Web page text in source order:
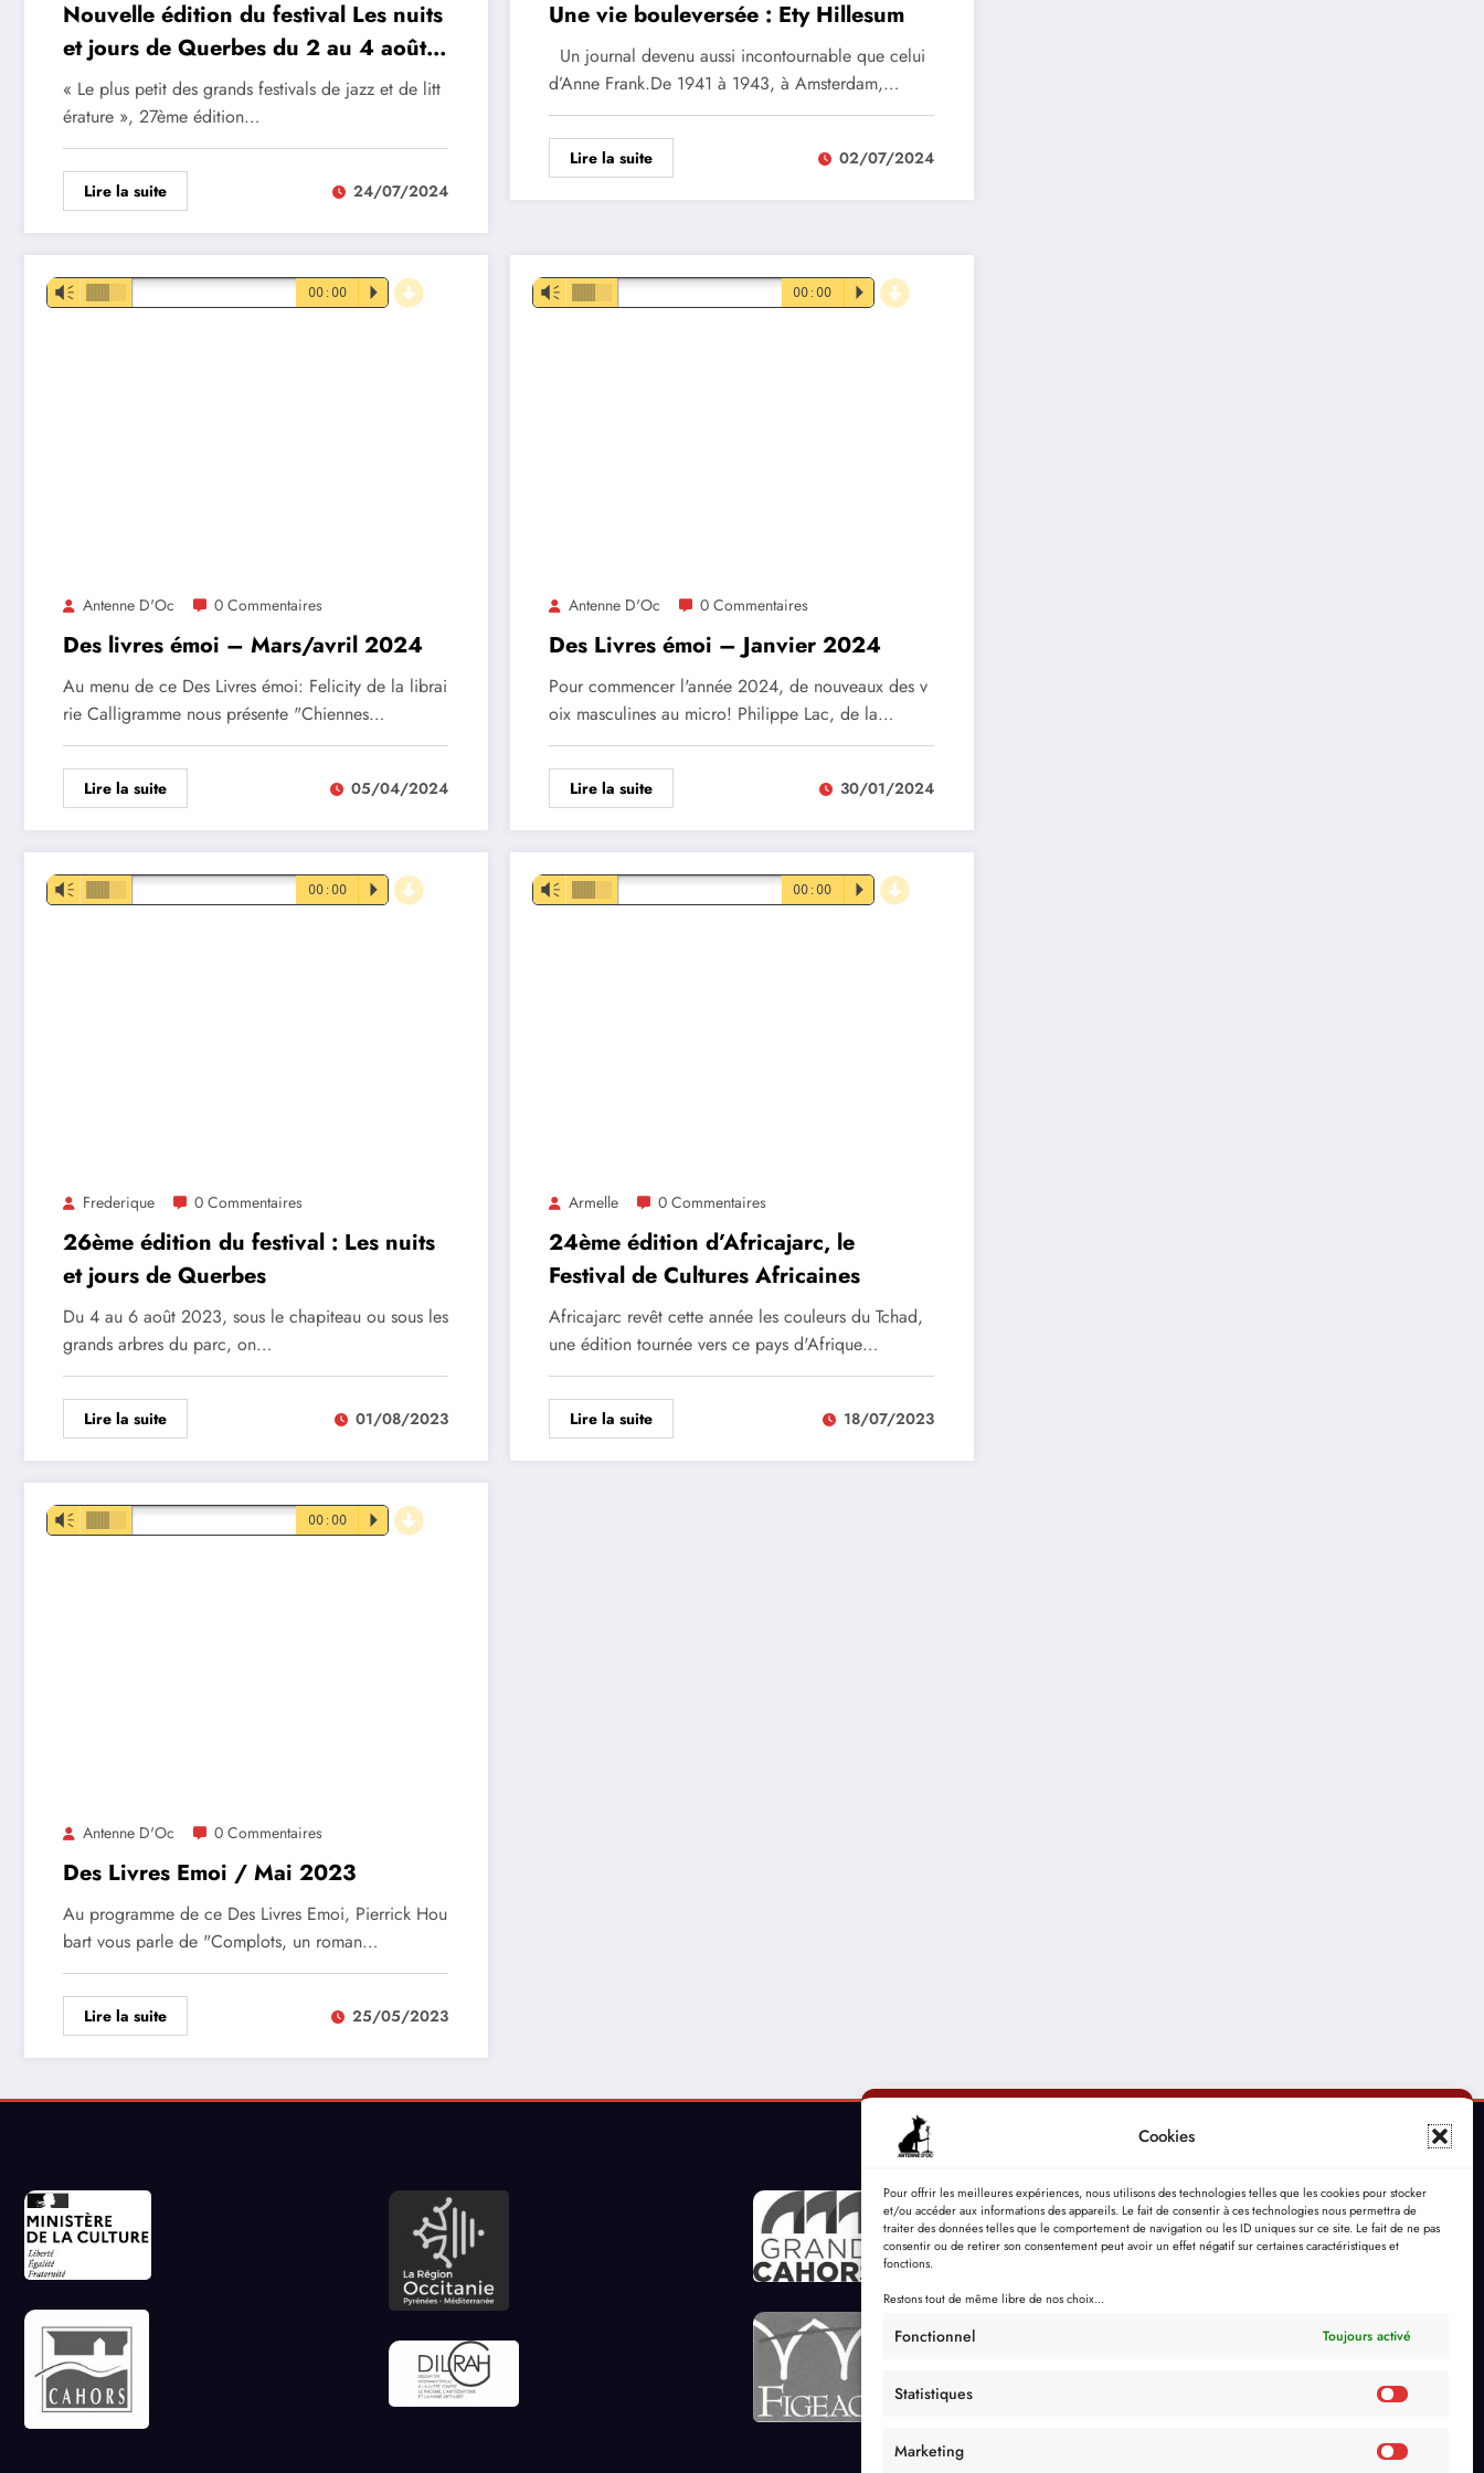
Cookies
Pour offrir les meilleures expériences, nous utilisons des technologies telles que les cookies pour stocker
et/ou accéder aux informations des appareils. Le fait de consentir à ces technologies nous permettra de
traiter des données telles que le comportement de navigation ou les ID uniques sur ce site. Le fait de ne pas
consentir ou de retirer son consentement peut avoir un effet négatif sur certaines caractéristiques et
fonctions.
Restons tout de même libre de nos choix...
Fonctionnel Toujours activé
Statistiques
Marketing
Nouvelle édition du festival Les nuits
et jours de Querbes du 2 au 4 août
2024
« Le plus petit des grands festivals de jazz et de litt
érature », 27ème édition…
Lire la suite 24/07/2024
Une vie bouleversée : Ety Hillesum
Un journal devenu aussi incontournable que celui
d’Anne Frank.De 1941 à 1943, à Amsterdam,…
Lire la suite 02/07/2024
Lecteur
Vm 00:00 P d
Antenne D'Oc 0 Commentaires
Des livres émoi – Mars/avril 2024
Au menu de ce Des Livres émoi: Felicity de la librai
rie Calligramme nous présente "Chiennes…
Lire la suite 05/04/2024
Lecteur
Vm 00:00 P d
Antenne D'Oc 0 Commentaires
Des Livres émoi – Janvier 2024
Pour commencer l'année 2024, de nouveaux des v
oix masculines au micro! Philippe Lac, de la…
Lire la suite 30/01/2024
Lecteur
Vm 00:00 P d
Frederique 0 Commentaires
26ème édition du festival : Les nuits
et jours de Querbes
Du 4 au 6 août 2023, sous le chapiteau ou sous les
grands arbres du parc, on…
Lire la suite 01/08/2023
Lecteur
Vm 00:00 P d
Armelle 0 Commentaires
24ème édition d’Africajarc, le
Festival de Cultures Africaines
Africajarc revêt cette année les couleurs du Tchad,
une édition tournée vers ce pays d'Afrique…
Lire la suite 18/07/2023
Lecteur
Vm 00:00 P d
Antenne D'Oc 0 Commentaires
Des Livres Emoi / Mai 2023
Au programme de ce Des Livres Emoi, Pierrick Hou
bart vous parle de "Complots, un roman…
Lire la suite 25/05/2023